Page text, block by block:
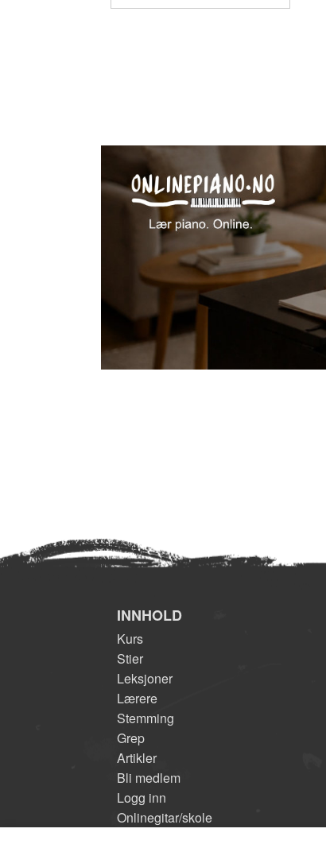
INNHOLD
Kurs
Stier
Leksjoner
Lærere
Stemming
Grep
Artikler
Bli medlem
Logg inn
Onlinegitar/skole